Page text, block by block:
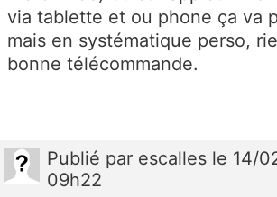
via tablette et ou phone ça va
mais en systématique perso,
bonne télécommande.
Publié par escalles le 14/
09h22